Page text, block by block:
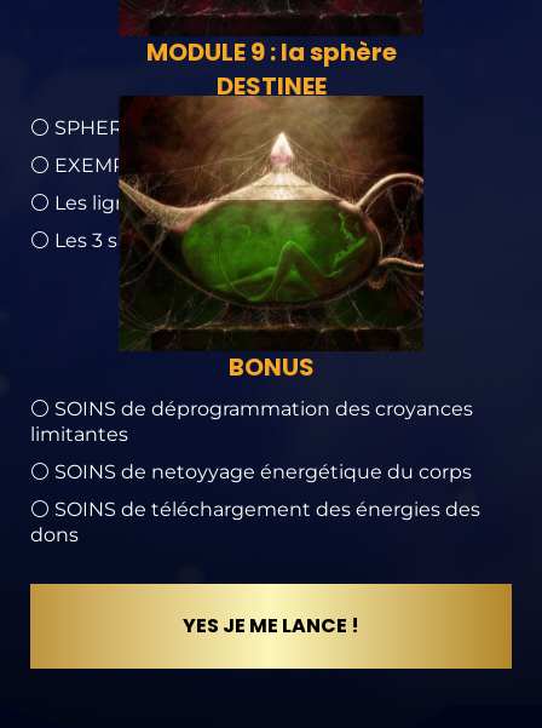
MODULE 9 : la sphère
DESTINEE
⚪ SPHERE Destinée - description
⚪ EXEMPLES de Clés en Destinée
⚪ Les lignes - sphère Destinée
⚪ Les 3 spectres de fréquences de la Clé
BONUS
⚪ SOINS de déprogrammation des croyances
limitantes
⚪ SOINS de netoyyage énergétique du corps
⚪ SOINS de téléchargement des énergies des
dons
YES JE ME LANCE !